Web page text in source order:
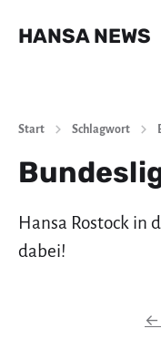
HANSA NEWS
Start Schlagwort
Hansa Rostock in
dabei!
←